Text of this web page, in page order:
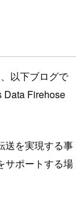
以下ブログで
Data Firehose
送を実現する事
サポートする場